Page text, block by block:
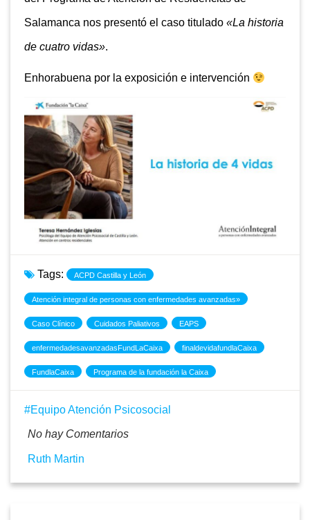
Salamanca nos presentó el caso titulado «La historia
de cuatro vidas».
Enhorabuena por la exposición e intervención
Tags: ACPD Castilla y León
Atención integral de personas con enfermedades avanzadas»
Caso Clínico Cuidados Paliativos EAPS
enfermedadesavanzadasFundLaCaixa finaldevidafundlaCaixa
FundlaCaixa Programa de la fundación la Caixa
Equipo Atención Psicosocial
No hay Comentarios
Ruth Martin